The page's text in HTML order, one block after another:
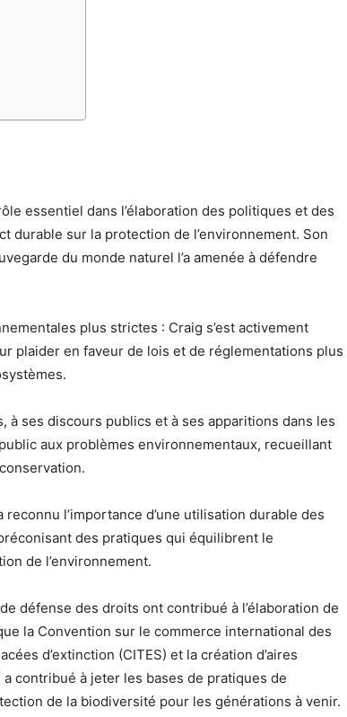
essentiel dans l’élaboration des politiques et des
durable sur la protection de l’environnement. Son
du monde naturel l’a amenée à défendre
plus strictes : Craig s’est activement
plaider en faveur de lois et de réglementations plus
à ses discours publics et à ses apparitions dans les
aux problèmes environnementaux, recueillant
l’importance d’une utilisation durable des
des pratiques qui équilibrent le
de l’environnement.
défense des droits ont contribué à l’élaboration de
la Convention sur le commerce international des
d’extinction (CITES) et la création d’aires
contribué à jeter les bases de pratiques de
de la biodiversité pour les générations à venir.